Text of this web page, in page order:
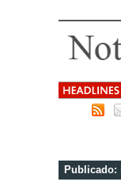
Publicado: